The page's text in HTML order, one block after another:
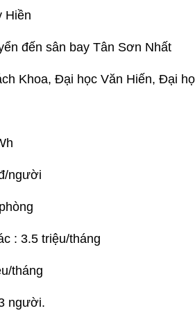
Hiền
đến sân bay Tân Sơn Nhất
Khoa, Đại học Văn Hiến, Đại
người
: 3.5 triệu/tháng
tháng
người.